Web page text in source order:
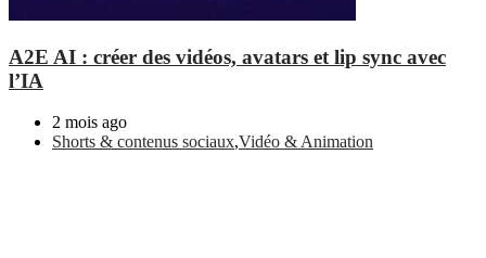
A2E AI : créer des vidéos, avatars et lip sync avec
l’IA
2 mois ago
Shorts & contenus sociaux,Vidéo & Animation